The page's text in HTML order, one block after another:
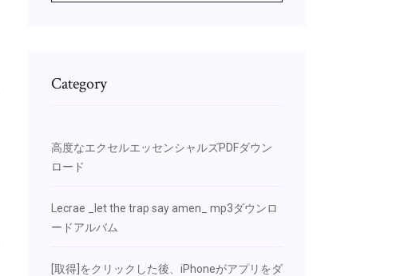
Category
高度なエクセルエッセンシャルズPDFダウン
ロード
Lecrae _let the trap say amen_ mp3ダウンロ
ードアルバム
[取得]をクリックした後、iPhoneがアプリをダ